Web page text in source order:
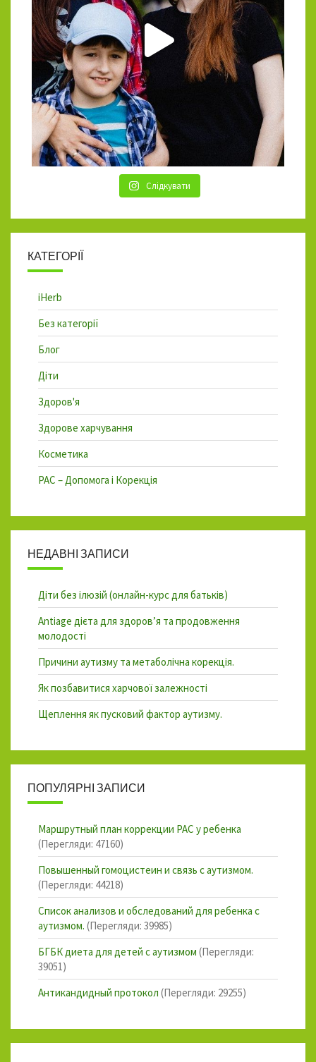
Слідкувати
КАТЕГОРІЇ
iHerb
Без категорії
Блог
Діти
Здоров'я
Здорове харчування
Косметика
РАС – Допомога і Корекція
НЕДАВНІ ЗАПИСИ
Діти без ілюзій (онлайн-курс для батьків)
Antiage дієта для здоров’я та продовження
молодості
Причини аутизму та метаболічна корекція.
Як позбавитися харчової залежності
Щеплення як пусковий фактор аутизму.
ПОПУЛЯРНІ ЗАПИСИ
Маршрутный план коррекции РАС у ребенка
(Перегляди: 47160)
Повышенный гомоцистеин и связь с аутизмом.
(Перегляди: 44218)
Список анализов и обследований для ребенка с
аутизмом. (Перегляди: 39985)
БГБК диета для детей с аутизмом (Перегляди:
39051)
Антикандидный протокол (Перегляди: 29255)